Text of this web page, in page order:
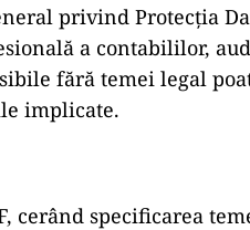
privind Protecția
a contabililor,
fără temei legal
implicate.
cerând specificarea